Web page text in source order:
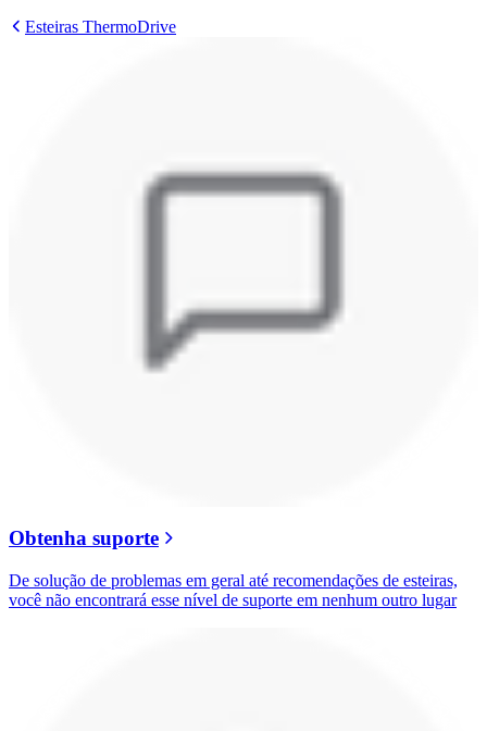
Esteiras ThermoDrive
Obtenha suporte
De solução de problemas em geral até recomendações de esteiras,
você não encontrará esse nível de suporte em nenhum outro lugar